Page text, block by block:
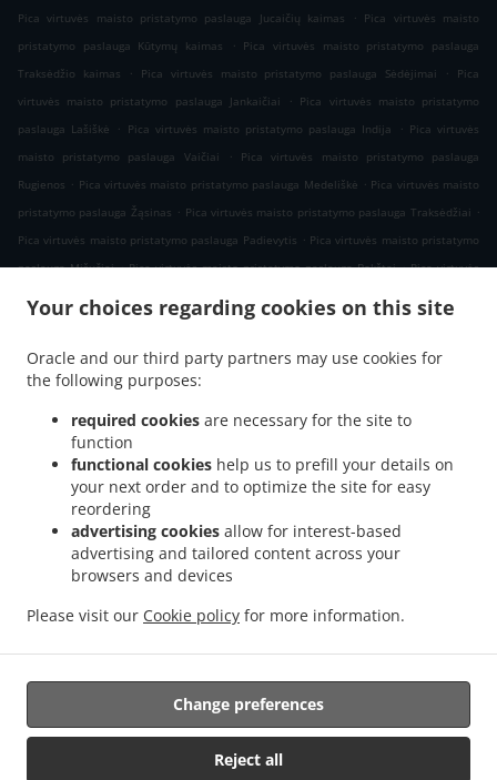
Your choices regarding cookies on this site
Oracle and our third party partners may use cookies for
the following purposes:
required cookies are necessary for the site to
function
functional cookies help us to prefill your details on
your next order and to optimize the site for easy
reordering
advertising cookies allow for interest-based
advertising and tailored content across your
browsers and devices
Please visit our Cookie policy for more information.
Reject all
Change preferences
Pica virtuvės maisto pristatymo paslauga Jucaičių kaimas
. Pica virtuvės maisto
pristatymo paslauga Kūtymų kaimas
. Pica virtuvės maisto pristatymo paslauga
Traksėdžio kaimas
. Pica virtuvės maisto pristatymo paslauga Sėdėjimai .
Pica
virtuvės maisto pristatymo paslauga Jankaičiai
. Pica virtuvės maisto pristatymo
paslauga Lašiškė
. Pica virtuvės maisto pristatymo paslauga Indija . Pica virtuvės
maisto pristatymo paslauga Vaičiai
.
Pica virtuvės maisto pristatymo paslauga
Rugienos . Pica virtuvės maisto pristatymo paslauga Medeliškė . Pica virtuvės maisto
pristatymo paslauga Žąsinas . Pica virtuvės maisto pristatymo paslauga Traksėdžiai .
Pica virtuvės maisto pristatymo paslauga Padievytis . Pica virtuvės maisto pristatymo
paslauga Mišučiai . Pica virtuvės maisto pristatymo paslauga Bokštai . Pica virtuvės
Pica virtuvės maisto pristatymo paslauga Karūžiškė I .
pristatymo paslauga Pykaičiai
Pica virtuvės maisto pristatymo paslauga Payžnys
Pica virtuvės maisto pristatymo paslauga Payžnio kaimas
Pajėrubynis . Pica virtuvės maisto pristatymo paslauga Jokūbaičiai, Šilalės sen.
virtuvės maisto pristatymo paslauga Džiaugėnai
. Pica virtuvės maisto pristatymo
paslauga Šarkai . Pica virtuvės maisto pristatymo paslauga Jakaičiai . Pica virtuvės
maisto pristatymo paslauga Driežai
. Pica virtuvės maisto pristatymo paslauga Girininkai .
pristatymo paslauga Kiaukai . Pica virtuvės maisto pristatymo paslauga Pailgotis
. Greitas maistas virtuvės maisto pristatymo paslauga .
pristatymas
Palaikoma:
FoodBooking | support@startfoodbooking.com |